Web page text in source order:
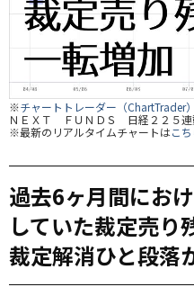
※チャートトレーダー（ChartTrader）
ＮＥＸＴ ＦＵＮＤＳ 日経２２５連
※最新のリアルタイムチャートはこち
過去6ヶ月間にお
していた裁定売り
裁定解消ひと段落